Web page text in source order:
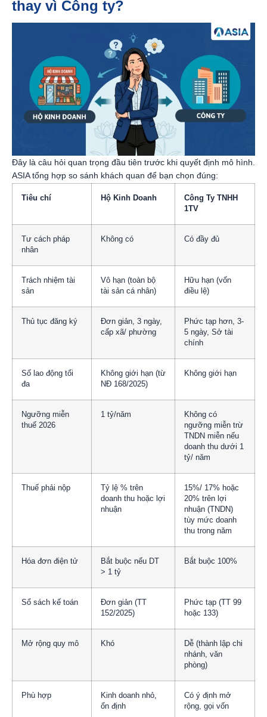
thay vì Công ty?
Đây là câu hỏi quan trọng đầu tiên trước khi quyết định mô hình.
ASIA tổng hợp so sánh khách quan để bạn chọn đúng:
Tiêu chí Hộ Kinh Doanh
Công Ty TNHH
1TV
Tư cách pháp
nhân
Không có Có đầy đủ
Trách nhiệm tài
sản
Vô hạn (toàn bộ
tài sản cá nhân)
Hữu hạn (vốn
điều lệ)
Thủ tục đăng ký
Đơn giản, 3 ngày,
cấp xã/ phường
Phức tạp hơn, 3-
5 ngày, Sở tài
chính
Số lao động tối
đa
Không giới hạn (từ
NĐ 168/2025)
Không giới hạn
Ngưỡng miễn
thuế 2026
1 tỷ/năm
Không có
ngưỡng miễn trừ
TNDN miễn nếu
doanh thu dưới 1
tỷ/ năm
Thuế phải nộp
Tỷ lệ % trên
doanh thu hoặc lợi
nhuận
15%/ 17% hoặc
20% trên lợi
nhuận (TNDN)
tùy mức doanh
thu trong năm
Hóa đơn điện tử
Bắt buộc nếu DT
> 1 tỷ
Bắt buộc 100%
Sổ sách kế toán
Đơn giản (TT
152/2025)
Phức tạp (TT 99
hoặc 133)
Mở rộng quy mô Khó
Dễ (thành lập chi
nhánh, văn
phòng)
Phù hợp
Kinh doanh nhỏ,
ổn định
Có ý định mở
rộng, gọi vốn